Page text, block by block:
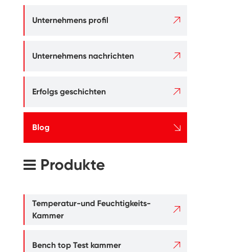
Unternehmens profil 
Unternehmens nachrichten 
Erfolgs geschichten 
Blog 
Produkte
Temperatur-und Feuchtigkeits-
Kammer

Bench top Test kammer 